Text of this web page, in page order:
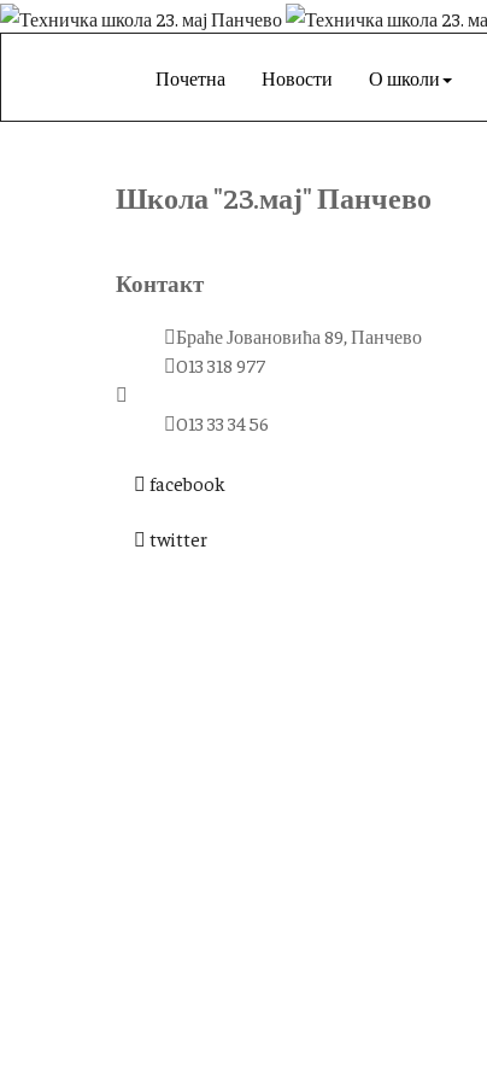
Почетна Новости О школи
Школа "23.мај" Панчево
Контакт
Браће Јовановића 89, Панчево
013 318 977
013 33 34 56
facebook
twitter